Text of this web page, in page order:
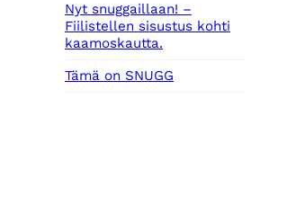
Nyt snuggaillaan! –
Fiilistellen sisustus kohti
kaamoskautta.
Tämä on SNUGG